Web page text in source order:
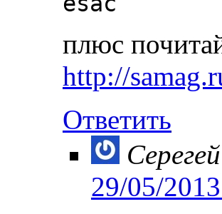
плюс
http://
Ответить
Серегей
29/05/